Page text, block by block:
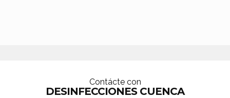
Contácte con
DESINFECCIONES CUENCA